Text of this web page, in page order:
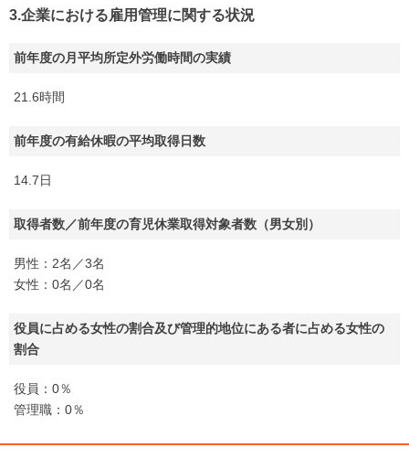
3.企業における雇用管理に関する状況
前年度の月平均所定外労働時間の実績
21.6時間
前年度の有給休暇の平均取得日数
14.7日
取得者数／前年度の育児休業取得対象者数（男女別）
男性：2名／3名
女性：0名／0名
役員に占める女性の割合及び管理的地位にある者に占める女性の
割合
役員：0％
管理職：0％